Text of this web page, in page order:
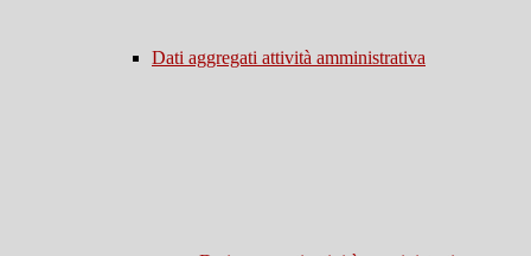
Dati aggregati attività amministrativa